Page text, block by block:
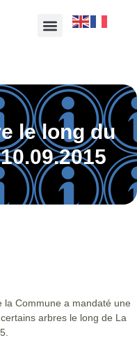
le long du
Commune a mandaté une
arbres le long de La